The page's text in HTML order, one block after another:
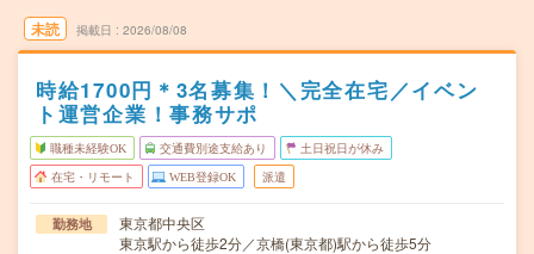
未読 掲載日 2026/08/08
時給1700円＊3名募集！＼完全在宅／イベン
ト運営企業！事務サポ
職種未経験OK 交通費別途支給あり 土日祝日が休み
在宅・リモート WEB登録OK 派遣
勤務地
東京都中央区
東京駅から徒歩2分／京橋(東京都)駅から徒歩5分